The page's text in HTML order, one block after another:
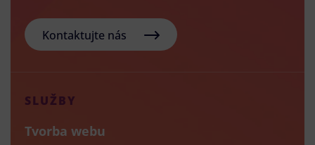
Kontaktujte nás
SLUŽBY
Tvorba webu